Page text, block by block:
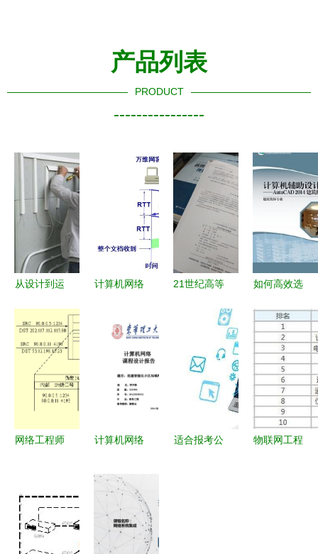
产品列表
PRODUCT
----------------
从设计到运
网络工程施
工与设计的
全流程指南
计算机网络
程施工与设
21世纪高等
程规划教材
《综合布线
技术教程》
——计算机
工与设计核
如何高效选
机网络工程
施工与设
计》详解
——基于高
教社门户网
站的选书系
网络工程师
管理试题分
析与施工实
践——基于
计算机网络
工程施工与
设计实践
适合报考公
物联网工程